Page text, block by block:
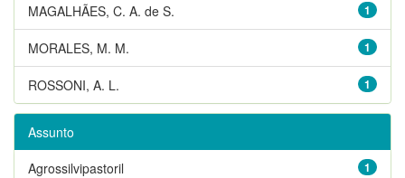
1
MAGALHÃES, C. A. de S.
1
MORALES, M. M.
1
ROSSONI, A. L.
Assunto
1
Agrossilvipastoril